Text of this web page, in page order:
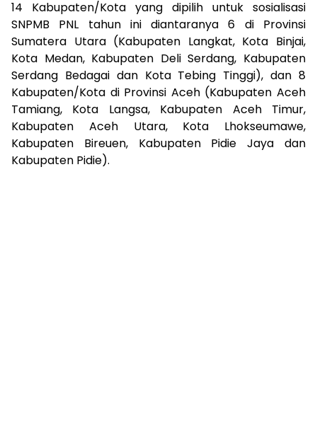
14 Kabupaten/Kota yang dipilih untuk sosialisasi
SNPMB PNL tahun ini diantaranya 6 di Provinsi
Sumatera Utara (Kabupaten Langkat, Kota Binjai,
Kota Medan, Kabupaten Deli Serdang, Kabupaten
Serdang Bedagai dan Kota Tebing Tinggi), dan 8
Kabupaten/Kota di Provinsi Aceh (Kabupaten Aceh
Tamiang, Kota Langsa, Kabupaten Aceh Timur,
Kabupaten Aceh Utara, Kota Lhokseumawe,
Kabupaten Bireuen, Kabupaten Pidie Jaya dan
Kabupaten Pidie).